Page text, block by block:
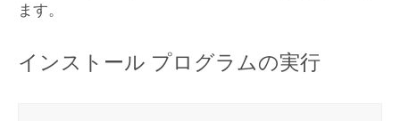
ます。
インストール プログラムの実行